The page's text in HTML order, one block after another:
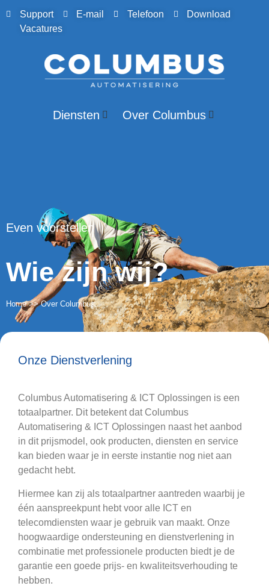
Support E-mail Telefoon
Download
Vacatures
Diensten Over Columbus
Even voorstellen
Wie zijn wij?
Home>>Over Columbus
Onze Dienstverlening
Columbus Automatisering & ICT Oplossingen is een
totaalpartner. Dit betekent dat Columbus
Automatisering & ICT Oplossingen naast het aanbod
in dit prijsmodel, ook producten, diensten en service
kan bieden waar je in eerste instantie nog niet aan
gedacht hebt.
Hiermee kan zij als totaalpartner aantreden waarbij je
één aanspreekpunt hebt voor alle ICT en
telecomdiensten waar je gebruik van maakt. Onze
hoogwaardige ondersteuning en dienstverlening in
combinatie met professionele producten biedt je de
garantie een goede prijs- en kwaliteitsverhouding te
hebben.